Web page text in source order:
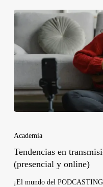
Academia
Tendencias en
(presencial y online)
¡El mundo del